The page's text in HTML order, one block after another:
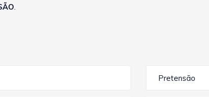
.
Pretensão